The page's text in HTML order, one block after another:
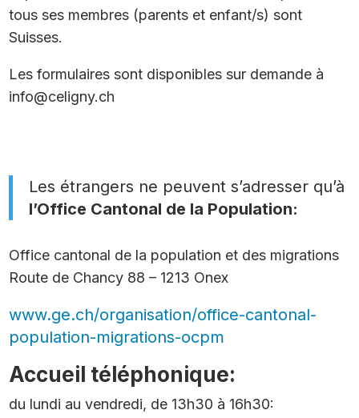
tous ses membres (parents et enfant/s) sont
Suisses.
Les formulaires sont disponibles sur demande à
info@celigny.ch
Les étrangers ne peuvent s’adresser qu’à
l’Office Cantonal de la Population:
Office cantonal de la population et des migrations
Route de Chancy 88 – 1213 Onex
www.ge.ch/organisation/office-cantonal-
population-migrations-ocpm
Accueil téléphonique:
du lundi au vendredi, de 13h30 à 16h30: